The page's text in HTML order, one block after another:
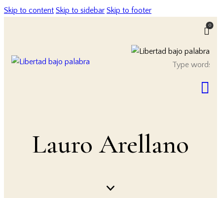
Skip to content Skip to sidebar Skip to footer
0
Lauro Arellano